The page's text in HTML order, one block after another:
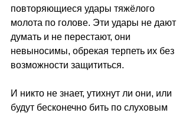
повторяющиеся удары тяжёлого
молота по голове. Эти удары не дают
думать и не перестают, они
невыносимы, обрекая терпеть их без
возможности защититься.
И никто не знает, утихнут ли они, или
будут бесконечно бить по слуховым